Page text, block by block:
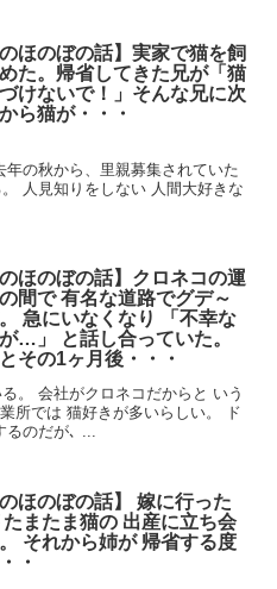
のほのぼの話】実家で猫を飼
た。帰省してきた兄が「猫
けないで！」そんな兄に次
ら猫が・・・
の秋から、里親募集されていた
人見知りをしない 人間大好きな
のほのぼの話】クロネコの運
間で 有名な道路でグデ～
急にいなくなり 「不幸な
…」 と話し合っていた。
その1ヶ月後・・・
。 会社がクロネコだからと いう
所では 猫好きが多いらしい。 ド
るのだが､ ...
のほのぼの話】 嫁に行った
たまたま猫の 出産に立ち会
それから姉が 帰省する度
・